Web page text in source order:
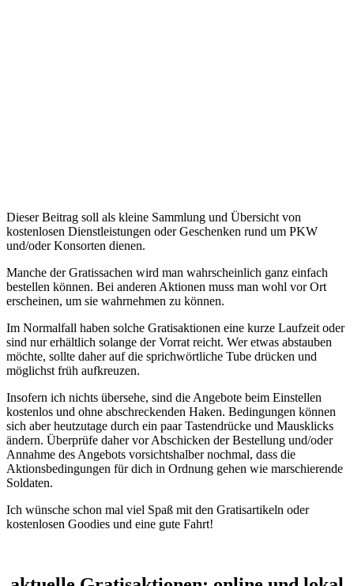
Dieser Beitrag soll als kleine Sammlung und Übersicht von
kostenlosen Dienstleistungen oder Geschenken rund um PKW
und/oder Konsorten dienen.
Manche der Gratissachen wird man wahrscheinlich ganz einfach
bestellen können. Bei anderen Aktionen muss man wohl vor Ort
erscheinen, um sie wahrnehmen zu können.
Im Normalfall haben solche Gratisaktionen eine kurze Laufzeit oder
sind nur erhältlich solange der Vorrat reicht. Wer etwas abstauben
möchte, sollte daher auf die sprichwörtliche Tube drücken und
möglichst früh aufkreuzen.
Insofern ich nichts übersehe, sind die Angebote beim Einstellen
kostenlos und ohne abschreckenden Haken. Bedingungen können
sich aber heutzutage durch ein paar Tastendrücke und Mausklicks
ändern. Überprüfe daher vor Abschicken der Bestellung und/oder
Annahme des Angebots vorsichtshalber nochmal, dass die
Aktionsbedingungen für dich in Ordnung gehen wie marschierende
Soldaten.
Ich wünsche schon mal viel Spaß mit den Gratisartikeln oder
kostenlosen Goodies und eine gute Fahrt!